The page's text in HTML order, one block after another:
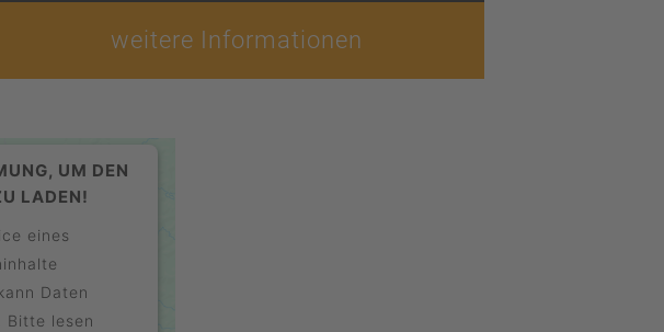
weitere Informationen
UM DEN
LADEN!
eines
Daten
Bitte lesen